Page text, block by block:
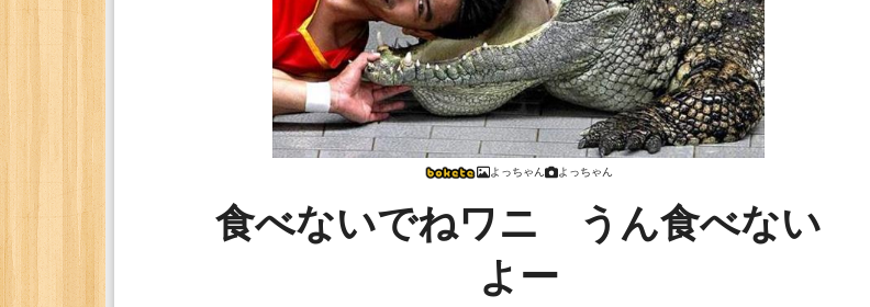
よっちゃん よっちゃん
食べないでねワニ うん食べない
よー